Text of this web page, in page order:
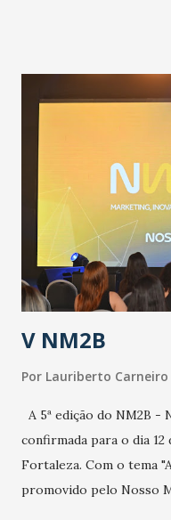
população suspeita e de
públicos e domiciliares.
epidemia comum, como
aumento de casos de
de uma epidemia com
contaminação maior
secretário. Segundo
contaminação alta,
população e ao sistema
estratificação do risco
V NM2B
Por Lauriberto Carneiro
A 5ª edição do NM2B -
confirmada para o dia
Fortaleza. Com o tema
promovido pelo Nosso